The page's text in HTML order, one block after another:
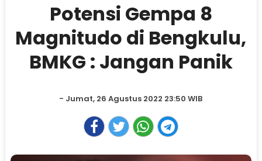
Potensi Gempa 8
Magnitudo di Bengkulu,
BMKG : Jangan Panik
- Jumat, 26 Agustus 2022 23:50 WIB